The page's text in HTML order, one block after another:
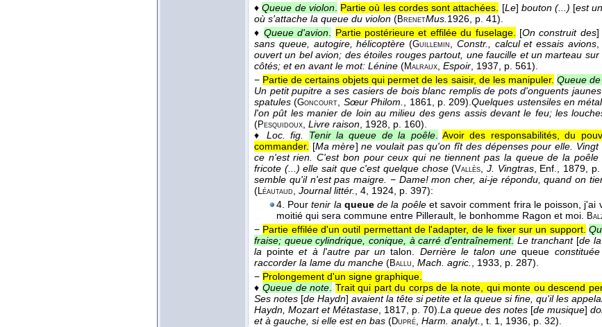
♦Queue de violon. Partie où les cordes sont attachées. [Le] bouton (...) [est
où s'attache la queue du violon (BrenetMus. 1926 , p. 41).
♦ Queue d'avion Partie postérieure et effilée du fuselage. [On construit des]
sans queue, autogire, hélicoptère (Guillemin Constr., calcul et essais avions,
ouvert un bel avion; des étoiles rouges partout, une faucille et un marteau
côtés; et en avant le mot: Lénine (Malraux Espoir , 1937 , p. 561).
− Partie de certains objets qui permet de les saisir, de les manipuler. Queue
Un petit pupitre a ses casiers de bois blanc remplis de pots d'onguents
spatules (Goncourt Sœur Philom. , 1861 , p. 209).Quelques ustensiles en
l'on pût les manier de loin au milieu des gens assis devant le feu; les
(Pesquidoux Livre raison , 1928 , p. 160).
♦ Loc. fig. Tenir la queue de la poêle.
Avoir des responsabilités, du
commander. [Ma mère]ne voulait pas qu'on fît des dépenses pour elle.
ce n'est rien. C'est bon pour ceux qui ne tiennent pas la queue de la
fricote (...) elle sait que c'est quelque chose(Vallès ,J. Vingtras, Enf. , 1879 ,
semble qu'il n'est pas maigre. − Dame! mon cher, ai-je répondu, quand on
( Léautaud Journal littér. , 4 , 1924 , p. 397):
4. Pourtenir la queuede la poêleet savoir comment frira le poisson, j'ai
moitié qui sera commune entre Pillerault, le bonhomme Ragon et moi.
− Partie effilée d'un outil permettant de l'adapter, de le fixer sur un support.
fraise; queue cylindrique, conique, à carré d'entraînement. Le tranchant[de
la pointeet à l'autre par un talon. Derrière le talon une queue
raccorder la lame du manche (Ballu Mach. agric. , 1933 , p. 287).
− Prolongement d'un signe graphique.
♦Queue de note Trait qui part du corps de la note, qui monte ou descend
Ses notes [de Haydn] avaient la tête si petite et la queue si fine, qu'il les
Haydn, Mozart et Métastase , 1817 , p. 70). La queue des notes [de musique]
et à gauche, si elle est en bas (Dupré Harm. analyt. , t. 1 , 1936 , p. 32).